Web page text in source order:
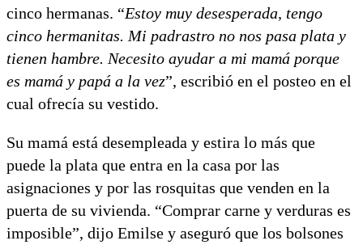
cinco hermanas. “Estoy muy desesperada, tengo
cinco hermanitas. Mi padrastro no nos pasa plata y
tienen hambre. Necesito ayudar a mi mamá porque
es mamá y papá a la vez”, escribió en el posteo en el
cual ofrecía su vestido.
Su mamá está desempleada y estira lo más que
puede la plata que entra en la casa por las
asignaciones y por las rosquitas que venden en la
puerta de su vivienda. “Comprar carne y verduras es
imposible”, dijo Emilse y aseguró que los bolsones